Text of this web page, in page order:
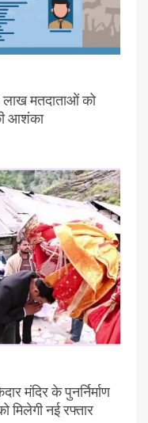
लाख मतदाताओं को
आशंका
मंदिर के पुनर्निर्माण
मिलेगी नई रफ्तार